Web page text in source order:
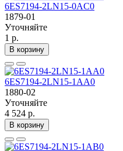
6ES7194-2LN15-0AC0
1879-01
Уточняйте
1 р.
В корзину
6ES7194-2LN15-1AA0
1880-02
Уточняйте
4 524 р.
В корзину